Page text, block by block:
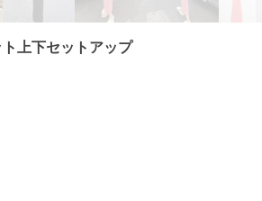
上下セットアップ